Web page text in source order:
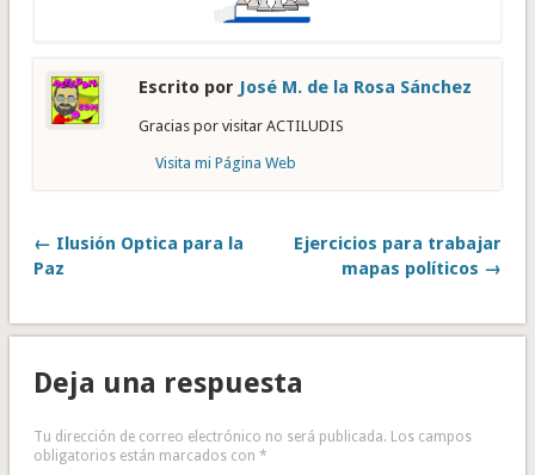
Escrito por José M. de la Rosa Sánchez
Gracias por visitar ACTILUDIS
Visita mi Página Web
← Ilusión Optica para la
Paz
Ejercicios para trabajar
mapas políticos →
Deja una respuesta
Tu dirección de correo electrónico no será publicada. Los campos
obligatorios están marcados con *